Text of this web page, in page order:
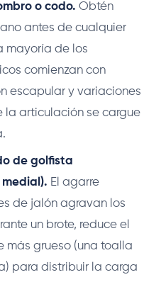
o codo. Obtén
antes de cualquier
mayoría de los
comienzan con
escapular y variaciones
la articulación se cargue
de golfista
El agarre
de jalón agravan los
un brote, reduce el
más grueso (una toalla
para distribuir la carga